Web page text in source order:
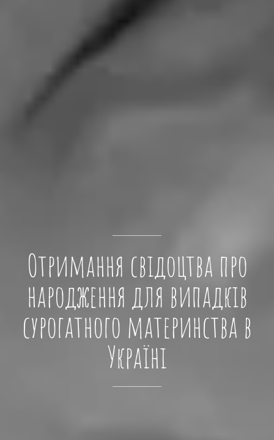
Отримання свідоцтва про
народження для випадків
сурогатного материнства в
Україні